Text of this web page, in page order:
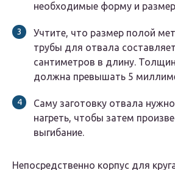
необходимые форму и
Учтите, что размер полой
трубы для отвала
сантиметров в длину.
должна превышать 5
Саму заготовку отвала
нагреть, чтобы затем
выгибание.
Непосредственно корпус для